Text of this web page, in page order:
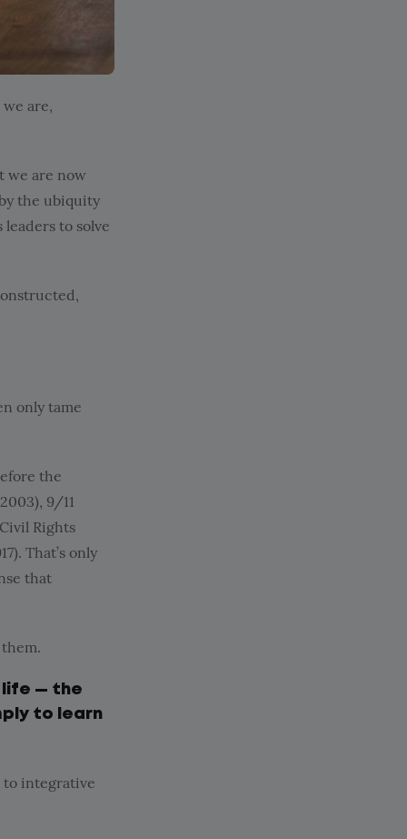
are,
we are now
the ubiquity
to solve
only tame
the
9/11
Rights
That’s only
that
— the
to learn
to integrative